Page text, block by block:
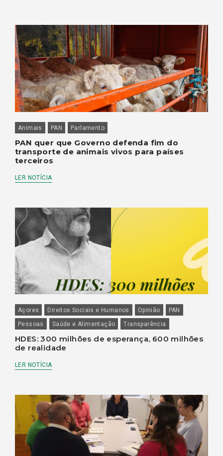
Animais PAN Parlamento
PAN quer que Governo defenda fim do
transporte de animais vivos para países
terceiros
LER NOTÍCIA
Açores Direitos Sociais e Humanos Opinião
PAN
Pessoas
Saúde e Alimentação Transparência
HDES: 300 milhões de esperança, 600 milhões
de realidade
LER NOTÍCIA